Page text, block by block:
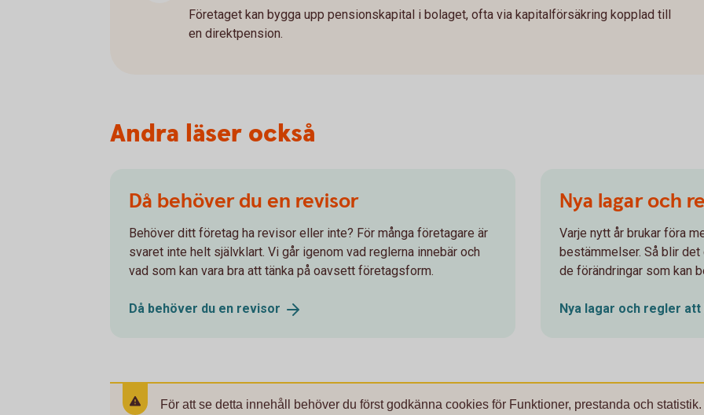
Företaget kan bygga upp pensionskapital i bolaget, ofta via kapitalförsäkring kopplad till
en direktpension.
Andra läser också
Då behöver du en revisor
Behöver ditt företag ha revisor eller inte? För många företagare är
svaret inte helt självklart. Vi går igenom vad reglerna innebär och
vad som kan vara bra att tänka på oavsett företagsform.
Då behöver du en revisor
Nya lagar och
Varje nytt år brukar föra
bestämmelser. Så blir det
de förändringar som kan
Nya lagar och regler att
För att se detta innehåll behöver du först godkänna cookies för Funktioner, prestanda och statistik.